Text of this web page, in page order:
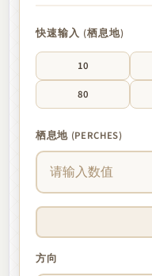
快速输入 (栖息地)
10
80
栖息地 (PERCHES)
方向